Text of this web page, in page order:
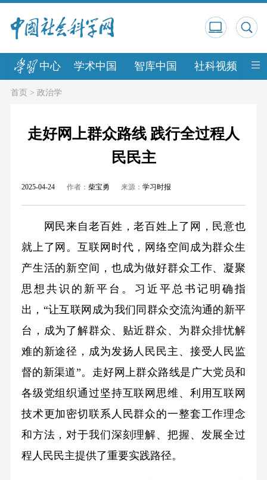
中心 学术中国 智库中国 社科视频 中
首页> 政治学
走好网上群众路线 践行全过程人
民民主
2025-04-24 作者： 柴宝勇 来源：学习时报
网民来自老百姓，老百姓上了网，民意也
就上了网。互联网时代，网络空间成为群众生
产生活的新空间，也成为做好群众工作、凝聚
思想共识的新平台。习近平总书记明确指
出，“让互联网成为我们同群众交流沟通的新平
台，成为了解群众、贴近群众、为群众排忧解
难的新途径，成为发扬人民民主、接受人民监
督的新渠道”。走好网上群众路线是广大党员和
各级党组织通过坚持互联网思维、利用互联网
技术更加密切联系人民群众的一整套工作理念
和方法，对于我们深刻理解、把握、发展全过
程人民民主提供了重要实践路径。